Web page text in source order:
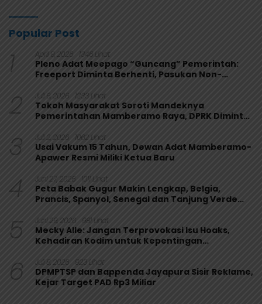
Popular Post
1 April 9, 2026 1346 Lihat
Pleno Adat Meepago “Guncang” Pemerintah:
Freeport Diminta Berhenti, Pasukan Non-
2 Juli 6, 2026 1233 Lihat
Tokoh Masyarakat Soroti Mandeknya
Pemerintahan Mamberamo Raya, DPRK Diminta
3 Juli 2, 2026 1062 Lihat
Usai Vakum 15 Tahun, Dewan Adat Mamberamo-
Apawer Resmi Miliki Ketua Baru
4 Juni 27, 2026 1011 Lihat
Peta Babak Gugur Makin Lengkap, Belgia,
Prancis, Spanyol, Senegal dan Tanjung Verde
5 Juni 29, 2026 981 Lihat
Mecky Alle: Jangan Terprovokasi Isu Hoaks,
Kehadiran Kodim untuk Kepentingan
6 Juli 8, 2026 923 Lihat
DPMPTSP dan Bappenda Jayapura Sisir Reklame,
Kejar Target PAD Rp3 Miliar